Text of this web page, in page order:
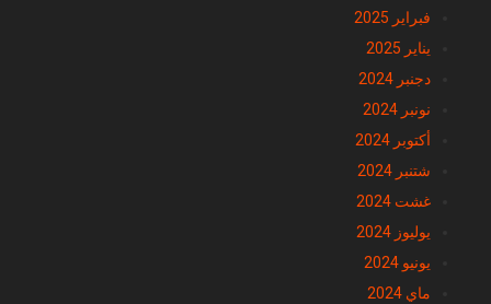
مارس 2025
فبراير 2025
دجنبر 2024
نونبر 2024
أكتوبر 2024
شتنبر 2024
غشت 2024
يوليوز 2024
يونيو 2024